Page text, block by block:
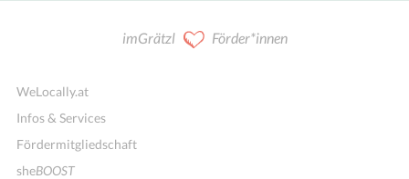
imGrätzl Förder*innen
WeLocally.at
Infos & Services
Fördermitgliedschaft
sheBOOST